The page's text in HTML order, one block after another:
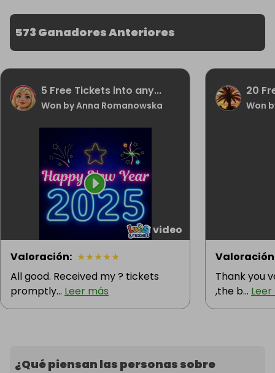
573 Ganadores Anteriores
5 Free Tickets into any...
Won by Anna Romanowska
1 video
Valoración: ★★★★★
All good. Received my ? tickets
promptly... Leer más
20
Won
Valoración
Thank you
,the b...
¿Qué piensan las personas sobre